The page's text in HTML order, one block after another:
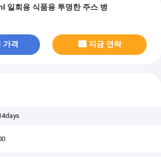
일회용 식품용 투명한 주스 병
가격 지금 연락